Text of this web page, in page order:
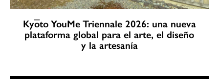
Kyōto YouMe Triennale 2026: una nueva
plataforma global para el arte, el diseño
y la artesanía